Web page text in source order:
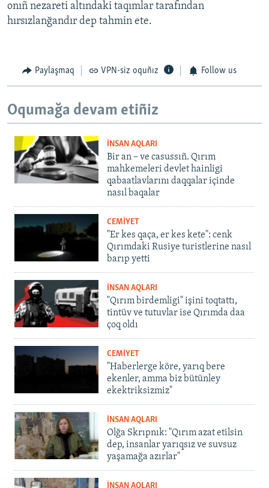
onıñ nezareti altındaki taqımlar tarafından
hırsızlanğandır dep tahmin ete.
Paylaşmaq VPN-siz oquñız Follow us
Oqumağa devam etiñiz
İNSAN AQLARI
Bir an – ve casussıñ. Qırım
mahkemeleri devlet hainligi
qabaatlavlarını daqqalar içinde
nasıl baqalar
CEMİYET
"Er kes qaça, er kes kete": cenk
Qırımdaki Rusiye turistlerine nasıl
barıp yetti
İNSAN AQLARI
"Qırım birdemligi" işini toqtattı,
tintüv ve tutuvlar ise Qırımda daa
çoq oldı
CEMİYET
"Haberlerge köre, yarıq bere
ekenler, amma biz bütünley
ekektriksizmiz"
İNSAN AQLARI
Olğa Skrıpnık: "Qırım azat etilsin
dep, insanlar yarıqsız ve suvsuz
yaşamağa azırlar"
İNSAN AQLARI